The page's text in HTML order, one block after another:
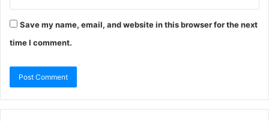
Save my name, email, and website in this browser for the next
time I comment.